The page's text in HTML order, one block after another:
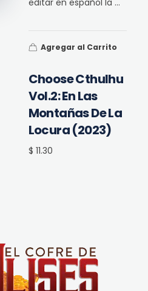
Choose Cthulhu
Vol.2: En Las
Montañas De La
Locura (2023)
$ 11.30
Agregar al Carrito